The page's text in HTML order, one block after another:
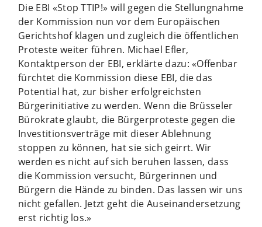
Die EBI «Stop TTIP!» will gegen die Stellungnahme
der Kommission nun vor dem Europäischen
Gerichtshof klagen und zugleich die öffentlichen
Proteste weiter führen. Michael Efler,
Kontaktperson der EBI, erklärte dazu: «Offenbar
fürchtet die Kommission diese EBI, die das
Potential hat, zur bisher erfolgreichsten
Bürgerinitiative zu werden. Wenn die Brüsseler
Bürokrate glaubt, die Bürgerproteste gegen die
Investitionsverträge mit dieser Ablehnung
stoppen zu können, hat sie sich geirrt. Wir
werden es nicht auf sich beruhen lassen, dass
die Kommission versucht, Bürgerinnen und
Bürgern die Hände zu binden. Das lassen wir uns
nicht gefallen. Jetzt geht die Auseinandersetzung
erst richtig los.»